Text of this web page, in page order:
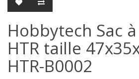
Hobbytech Sac
HTR taille
HTR-B0002